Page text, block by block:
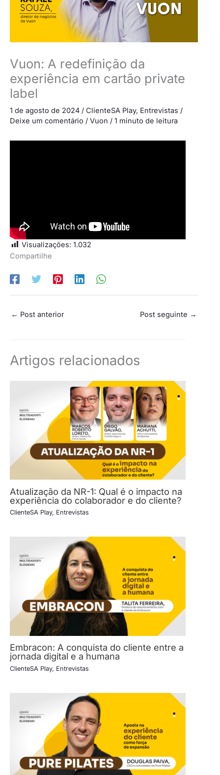
Vuon: A redefinição da
experiência em cartão private
label
1 de agosto de 2024 / ClienteSA Play, Entrevistas /
Deixe um comentário / Vuon / 1 minuto de leitura
Visualizações: 1.032
Compartilhe
← Post anterior Post seguinte →
Artigos relacionados
Atualização da NR-1: Qual é o impacto na
experiência do colaborador e do cliente?
ClienteSA Play, Entrevistas
Embracon: A conquista do cliente entre a
jornada digital e a humana
ClienteSA Play, Entrevistas